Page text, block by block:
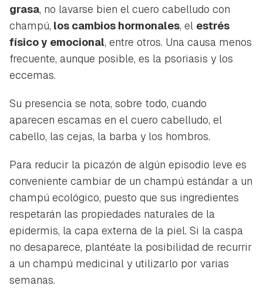
grasa, no lavarse bien el cuero cabelludo con
champú, los cambios hormonales, el estrés
físico y emocional, entre otros. Una causa menos
frecuente, aunque posible, es la psoriasis y los
eccemas.
Su presencia se nota, sobre todo, cuando
aparecen escamas en el cuero cabelludo, el
cabello, las cejas, la barba y los hombros.
Para reducir la picazón de algún episodio leve es
conveniente cambiar de un champú estándar a un
champú ecológico, puesto que sus ingredientes
respetarán las propiedades naturales de la
epidermis, la capa externa de la piel. Si la caspa
no desaparece, plantéate la posibilidad de recurrir
a un champú medicinal y utilizarlo por varias
semanas.